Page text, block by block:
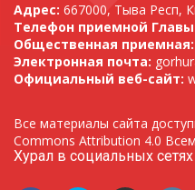
Адрес: 667000, Тыва Респ,
Телефон приемной Главы
Общественная приемная:
Электронная почта:
Официальный веб-сайт:
Все материалы сайта
Commons Attribution 4.0
Хурал в социальных сетях